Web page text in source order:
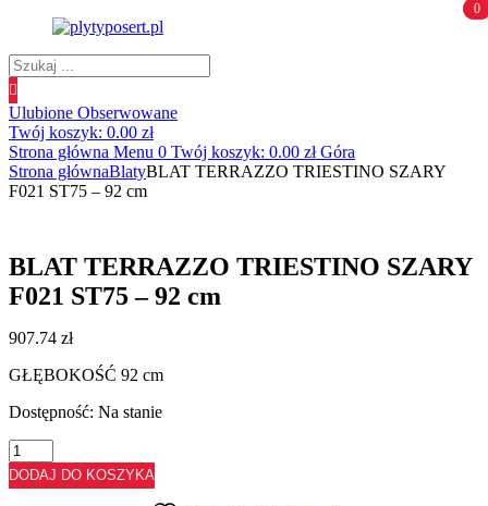
Wyszukiwanie
produktów
0
Ulubione Obserwowane
0
Twój koszyk: 0.00 zł
Strona główna Menu 0 Twój koszyk: 0.00 zł Góra
Strona głównaBlatyBLAT TERRAZZO TRIESTINO SZARY
F021 ST75 – 92 cm
BLAT TERRAZZO TRIESTINO SZARY
F021 ST75 – 92 cm
907.74 zł
GŁĘBOKOŚĆ 92 cm
Dostępność: Na stanie
ilość
BLAT
TERRAZZO
DODAJ DO KOSZYKA